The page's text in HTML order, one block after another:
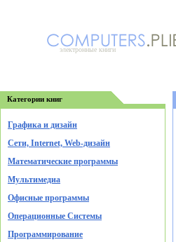
электронные книги
Категории книг
Графика и дизайн
Cети, Internet, Web-дизайн
Математические программы
Мультимедиа
Офисные программы
Операционные Системы
Программирование